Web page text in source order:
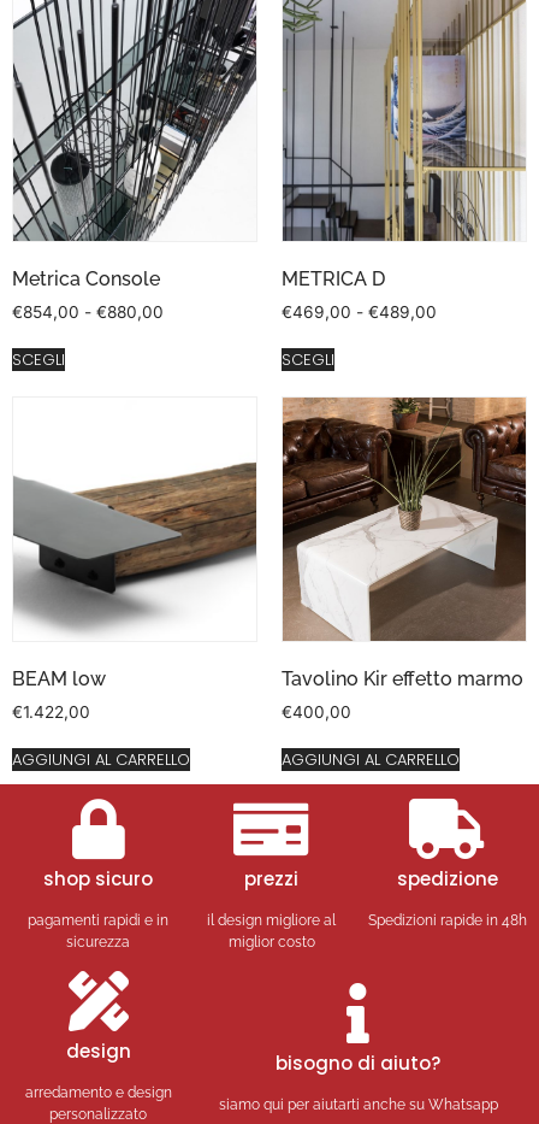
Metrica Console
€854,00 - €880,00
SCEGLI
METRICA D
€469,00 - €489,00
SCEGLI
BEAM low
€1.422,00
AGGIUNGI AL CARRELLO
Tavolino Kir effetto marmo
€400,00
AGGIUNGI AL CARRELLO
shop sicuro
pagamenti rapidi e in
sicurezza
prezzi
il design migliore al
miglior costo
spedizione
Spedizioni rapide in 48h
design
arredamento e design
personalizzato
bisogno di aiuto?
siamo qui per aiutarti anche su Whatsapp